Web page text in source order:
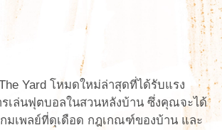
Yard โหมดใหม่ล่าสุดที่ได้รับแรง
เล่นฟุตบอลในสวนหลังบ้าน ซึ่งคุณจะได้
มเพลย์ที่ดุเดือด กฎเกณฑ์ของบ้าน และ